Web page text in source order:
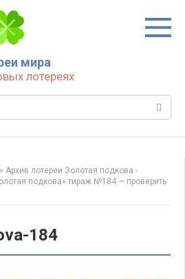
мира
лотереях
» Архив лотереи Золотая подкова -
подкова» тираж №184 — проверить
184